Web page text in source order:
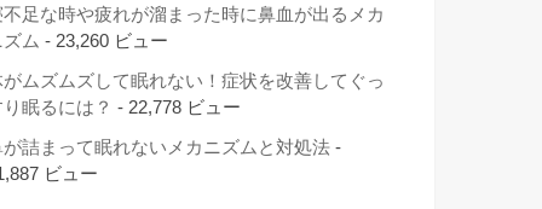
不足な時や疲れが溜まった時に鼻血が出るメカ
ム - 23,260 ビュー
がムズムズして眠れない！症状を改善してぐっ
眠るには？ - 22,778 ビュー
が詰まって眠れないメカニズムと対処法 -
ビュー